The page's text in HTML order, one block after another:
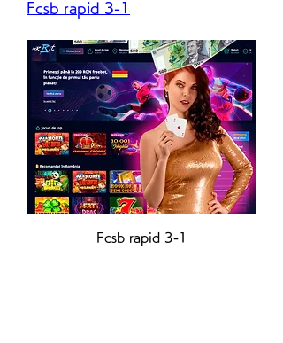
Fcsb rapid 3-1
Fcsb rapid 3-1